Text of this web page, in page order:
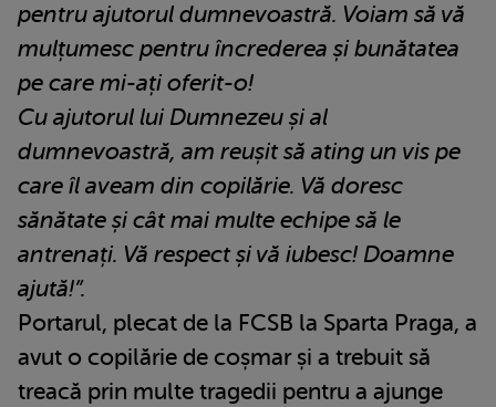
pentru ajutorul dumnevoastră. Voiam să vă
mulțumesc pentru încrederea și bunătatea
pe care mi-ați oferit-o!
Cu ajutorul lui Dumnezeu și al
dumnevoastră, am reușit să ating un vis pe
care îl aveam din copilărie. Vă doresc
sănătate și cât mai multe echipe să le
antrenați. Vă respect și vă iubesc! Doamne
ajută!”.
Portarul, plecat de la FCSB la Sparta Praga, a
avut o copilărie de coșmar și a trebuit să
treacă prin multe tragedii pentru a ajunge